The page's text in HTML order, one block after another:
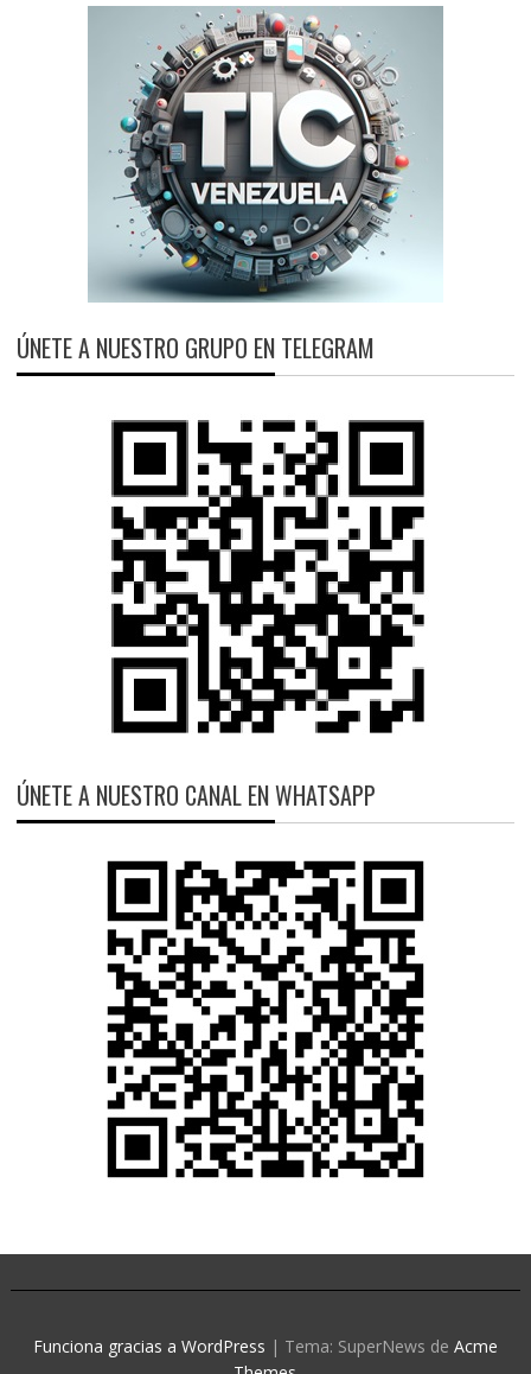
ÚNETE A NUESTRO GRUPO EN TELEGRAM
ÚNETE A NUESTRO CANAL EN WHATSAPP
Funciona gracias a WordPress | Tema: SuperNews de Acme